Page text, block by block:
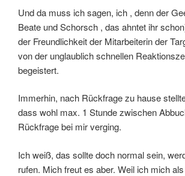
Und da muss ich sagen, ich , denn der
Beate und Schorsch , das ahntet ihr
der Freundlichkeit der Mitarbeiterin der
von der unglaublich schnellen
begeistert.
Immerhin, nach Rückfrage zu hause
dass wohl max. 1 Stunde zwischen
Rückfrage bei mir verging.
Ich weiß, das sollte doch normal sein,
rufen. Mich freut es aber. Weil ich mich